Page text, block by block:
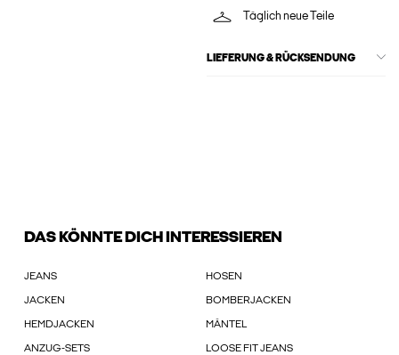
Täglich neue Teile
LIEFERUNG & RÜCKSENDUNG
DAS KÖNNTE DICH INTERESSIEREN
JEANS HOSEN
JACKEN BOMBERJACKEN
HEMDJACKEN MÄNTEL
ANZUG-SETS LOOSE FIT JEANS